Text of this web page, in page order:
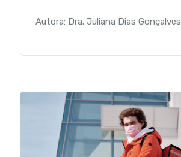
Autora: Dra. Juliana Dias Gonçalves